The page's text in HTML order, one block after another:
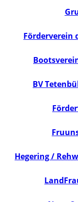
Förderverein
BV
Hegering /